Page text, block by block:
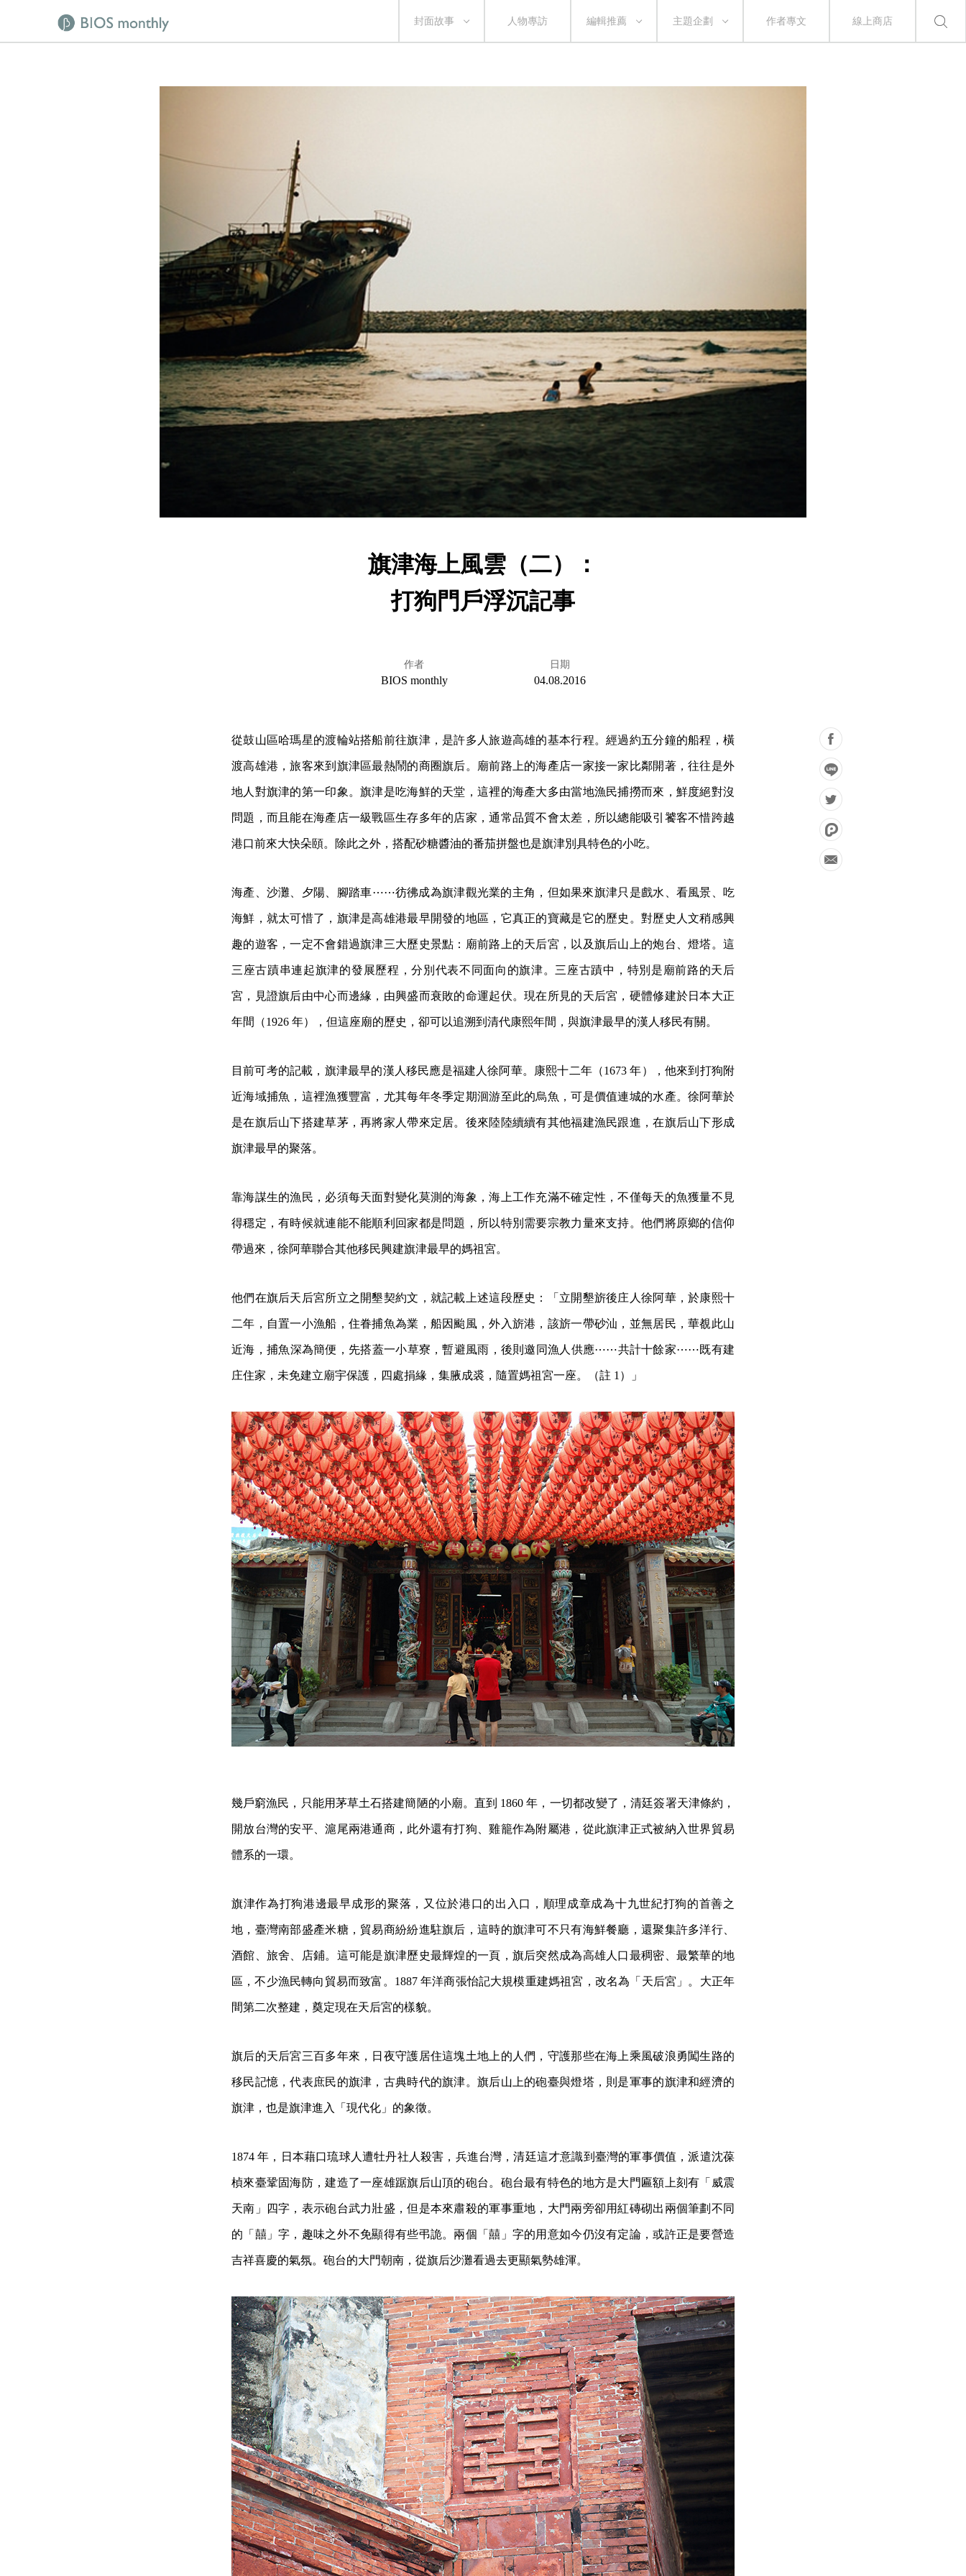
封面故事 人物專訪 編輯推薦 主題企劃 作者專文 線上商店
旗津海上風雲（二）：
打狗門戶浮沉記事
作者
BIOS monthly
日期
04.08.2016
從鼓山區哈瑪星的渡輪站搭船前往旗津，是許多人旅遊高雄的基本行程。經過約五分鐘的船程，橫
渡高雄港，旅客來到旗津區最熱鬧的商圈旗后。廟前路上的海產店一家接一家比鄰開著，往往是外
地人對旗津的第一印象。旗津是吃海鮮的天堂，這裡的海產大多由當地漁民捕撈而來，鮮度絕對沒
問題，而且能在海產店一級戰區生存多年的店家，通常品質不會太差，所以總能吸引饕客不惜跨越
港口前來大快朵頤。除此之外，搭配砂糖醬油的番茄拼盤也是旗津別具特色的小吃。
海產、沙灘、夕陽、腳踏車⋯⋯彷彿成為旗津觀光業的主角，但如果來旗津只是戲水、看風景、吃
海鮮，就太可惜了，旗津是高雄港最早開發的地區，它真正的寶藏是它的歷史。對歷史人文稍感興
趣的遊客，一定不會錯過旗津三大歷史景點：廟前路上的天后宮，以及旗后山上的炮台、燈塔。這
三座古蹟串連起旗津的發展歷程，分別代表不同面向的旗津。三座古蹟中，特別是廟前路的天后
宮，見證旗后由中心而邊緣，由興盛而衰敗的命運起伏。現在所見的天后宮，硬體修建於日本大正
年間（1926 年），但這座廟的歷史，卻可以追溯到清代康熙年間，與旗津最早的漢人移民有關。
目前可考的記載，旗津最早的漢人移民應是福建人徐阿華。康熙十二年（1673 年），他來到打狗附
近海域捕魚，這裡漁獲豐富，尤其每年冬季定期洄游至此的烏魚，可是價值連城的水產。徐阿華於
是在旗后山下搭建草茅，再將家人帶來定居。後來陸陸續續有其他福建漁民跟進，在旗后山下形成
旗津最早的聚落。
靠海謀生的漁民，必須每天面對變化莫測的海象，海上工作充滿不確定性，不僅每天的魚獲量不見
得穩定，有時候就連能不能順利回家都是問題，所以特別需要宗教力量來支持。他們將原鄉的信仰
帶過來，徐阿華聯合其他移民興建旗津最早的媽祖宮。
他們在旗后天后宮所立之開墾契約文，就記載上述這段歷史：「立開墾旂後庄人徐阿華，於康熙十
二年，自置一小漁船，住眷捕魚為業，船因颱風，外入旂港，該旂一帶砂汕，並無居民，華覩此山
近海，捕魚深為簡便，先搭蓋一小草寮，暫避風雨，後則邀同漁人供應⋯⋯共計十餘家⋯⋯既有建
庄住家，未免建立廟宇保護，四處捐緣，集腋成裘，隨置媽祖宮一座。（註 1）」
幾戶窮漁民，只能用茅草土石搭建簡陋的小廟。直到 1860 年，一切都改變了，清廷簽署天津條約，
開放台灣的安平、滬尾兩港通商，此外還有打狗、雞籠作為附屬港，從此旗津正式被納入世界貿易
體系的一環。
旗津作為打狗港邊最早成形的聚落，又位於港口的出入口，順理成章成為十九世紀打狗的首善之
地，臺灣南部盛產米糖，貿易商紛紛進駐旗后，這時的旗津可不只有海鮮餐廳，還聚集許多洋行、
酒館、旅舍、店鋪。這可能是旗津歷史最輝煌的一頁，旗后突然成為高雄人口最稠密、最繁華的地
區，不少漁民轉向貿易而致富。1887 年洋商張怡記大規模重建媽祖宮，改名為「天后宮」。大正年
間第二次整建，奠定現在天后宮的樣貌。
旗后的天后宮三百多年來，日夜守護居住這塊土地上的人們，守護那些在海上乘風破浪勇闖生路的
移民記憶，代表庶民的旗津，古典時代的旗津。旗后山上的砲臺與燈塔，則是軍事的旗津和經濟的
旗津，也是旗津進入「現代化」的象徵。
1874 年，日本藉口琉球人遭牡丹社人殺害，兵進台灣，清廷這才意識到臺灣的軍事價值，派遣沈葆
楨來臺鞏固海防，建造了一座雄踞旗后山頂的砲台。砲台最有特色的地方是大門匾額上刻有「威震
天南」四字，表示砲台武力壯盛，但是本來肅殺的軍事重地，大門兩旁卻用紅磚砌出兩個筆劃不同
的「囍」字，趣味之外不免顯得有些弔詭。兩個「囍」字的用意如今仍沒有定論，或許正是要營造
吉祥喜慶的氣氛。砲台的大門朝南，從旗后沙灘看過去更顯氣勢雄渾。